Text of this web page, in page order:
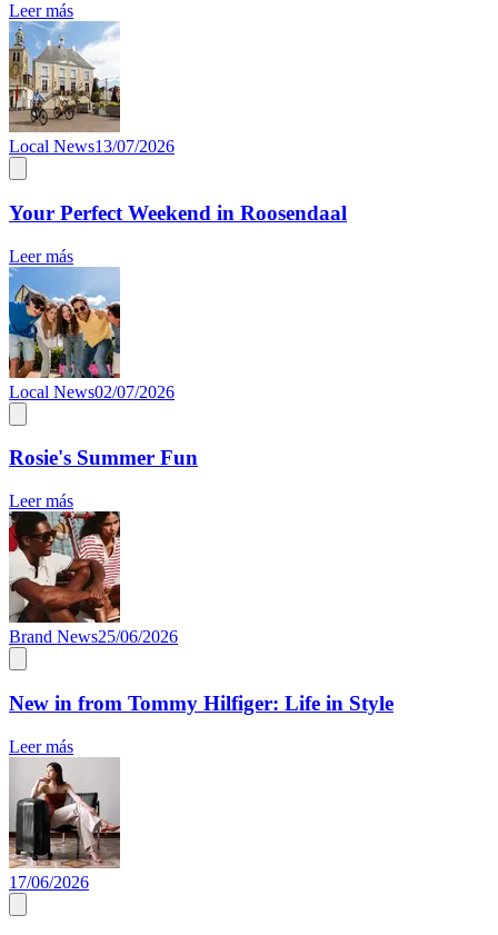
Leer más
Local News13/07/2026
Your Perfect Weekend in Roosendaal
Leer más
Local News02/07/2026
Rosie's Summer Fun
Leer más
Brand News25/06/2026
New in from Tommy Hilfiger: Life in Style
Leer más
17/06/2026